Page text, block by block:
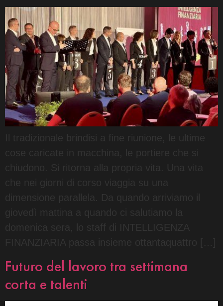
Il tradizionale brindisi a fine riunione, le ultime
cose caricate in macchina, le portiere che si
chiudono. Si ritorna alla propria vita. Una vita
che nei giorni di corso viaggia su una
dimensione parallela. Da quando arriviamo il
giovedì mattina a quando ci salutiamo la
domenica sera, lo staff di INTELLIGENZA
FINANZIARIA passa insieme ottantaquattro […]
Futuro del lavoro tra settimana
corta e talenti